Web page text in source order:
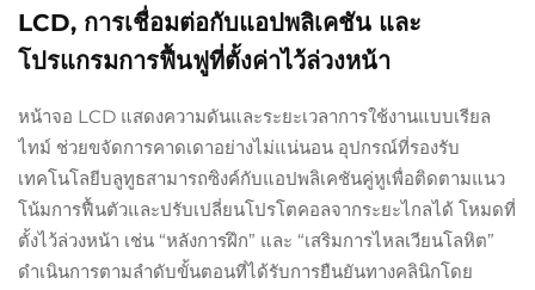
LCD, การเชื่อมต่อกับแอปพลิเคชัน และ
โปรแกรมการฟื้นฟูที่ตั้งค่าไว้ล่วงหน้า
หน้าจอ LCD แสดงความดันและระยะเวลาการใช้งานแบบเรียล
ไทม์ ช่วยขจัดการคาดเดาอย่างไม่แน่นอน อุปกรณ์ที่รองรับ
เทคโนโลยีบลูทูธสามารถซิงค์กับแอปพลิเคชันคู่หูเพื่อติดตามแนว
โน้มการฟื้นตัวและปรับเปลี่ยนโปรโตคอลจากระยะไกลได้ โหมดที่
ตั้งไว้ล่วงหน้า เช่น “หลังการฝึก” และ “เสริมการไหลเวียนโลหิต”
ดำเนินการตามลำดับขั้นตอนที่ได้รับการยืนยันทางคลินิกโดย